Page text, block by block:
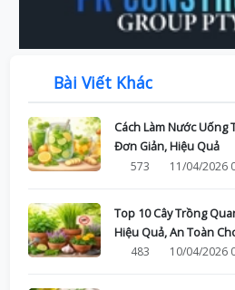
Bài Viết Khác
Cách Làm Nước Uống
Đơn Giản, Hiệu Quả
573
11/04/2026
Top 10 Cây Trồng
Hiệu Quả, An Toàn
483
10/04/2026